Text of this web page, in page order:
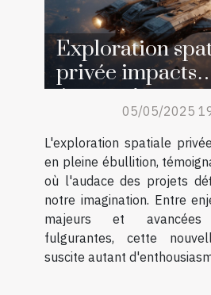
Exploration
privée impacts
économiques et
innovations
technologiques
05/05/2025
L'exploration spatiale
en pleine ébullition,
où l'audace des projets
notre imagination. Entre
majeurs et avancées
fulgurantes, cette
suscite autant